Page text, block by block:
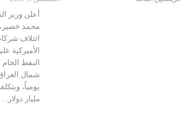
أعلن وزير
محمد
ائتلاف
الأميركية
النفط
شمال
مليار